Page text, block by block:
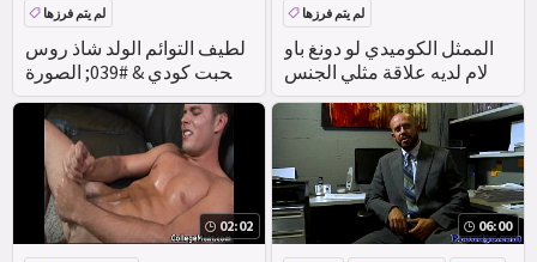
لطيف التوائم الولد شاذ روس
سحبت كودي & #039; الصورة
الساق اليسرى على التوالي ،
واستعدت
لم يتم فرزها
الممثل الكوميدي لو دونغ باو
لام لديه علاقة مثلي الجنس
لم يتم فرزها
02:02 06:00